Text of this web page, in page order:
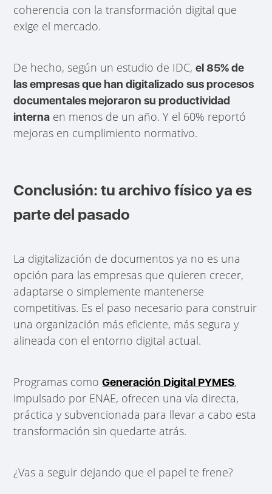
coherencia con la transformación digital que
exige el mercado.
De hecho, según un estudio de IDC,el 85% de
las empresas que han digitalizado sus procesos
documentales mejoraron su productividad
interna en menos de un año. Y el 60% reportó
mejoras en cumplimiento normativo.
Conclusión: tu archivo físico ya es
parte del pasado
La digitalización de documentos ya no es una
opción para las empresas que quieren crecer,
adaptarse o simplemente mantenerse
competitivas. Es el paso necesario para construir
una organización más eficiente, más segura y
alineada con el entorno digital actual.
Programas comoGeneración Digital PYMES,
impulsado por ENAE, ofrecen una vía directa,
práctica y subvencionada para llevar a cabo esta
transformación sin quedarte atrás.
¿Vas a seguir dejando que el papel te frene?